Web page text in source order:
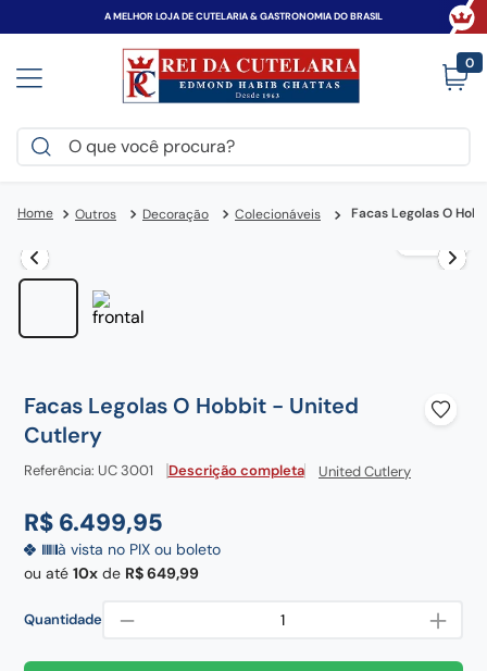
A MELHOR LOJA DE CUTELARIA & GASTRONOMIA DO BRASIL
0
O que você procura?
Outros Decoração Colecionáveis Facas Legolas O
Facas Legolas O Hobbit - United
Cutlery
Referência: UC 3001 Descrição completa United Cutlery
R$ 6.499,95
à vista no PIX ou boleto
ou até 10 de R$649,99
Quantidade ＋
－
1º victorinox
2º
canivete
4º espada
6 º zwilling
frigideira
9º pedra
10º chaira